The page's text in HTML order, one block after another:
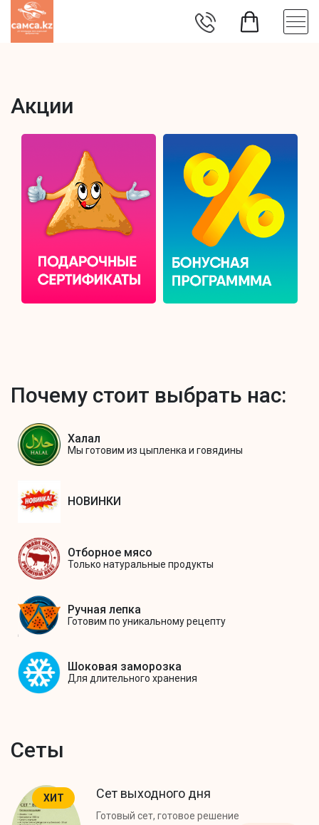
Акции
Почему стоит выбрать нас:
Халал
Мы готовим из цыпленка и говядины
НОВИНКИ
Отборное мясо
Только натуральные продукты
Ручная лепка
Готовим по уникальному рецепту
Шоковая заморозка
Для длительного хранения
Сеты
ХИТ Сет выходного дня
Готовый сет, готовое решение